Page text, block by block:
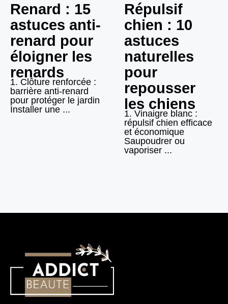
Renard : 15
astuces anti-
renard pour
éloigner les
renards
1. Clôture renforcée :
barrière anti-renard
pour protéger le jardin
Installer une ...
Répulsif
chien : 10
astuces
naturelles
pour
repousser
les chiens
1. Vinaigre blanc :
répulsif chien efficace
et économique
Saupoudrer ou
vaporiser ...